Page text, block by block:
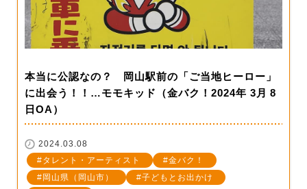
本当に公認なの？ 岡山駅前の「ご当地ヒーロー」
に出会う！！…モモキッド（金バク！2024年 3月 8
日OA）
2024.03.08
タレント・アーティスト
金バク！
岡山県（岡山市）
子どもとお出かけ